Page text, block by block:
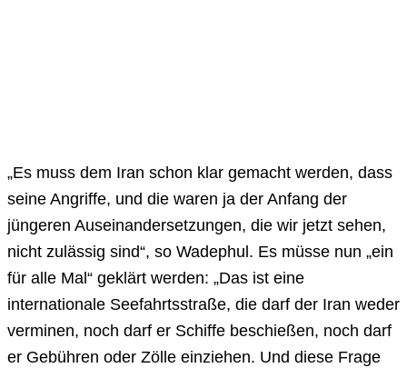
„Es muss dem Iran schon klar gemacht werden, dass
seine Angriffe, und die waren ja der Anfang der
jüngeren Auseinandersetzungen, die wir jetzt sehen,
nicht zulässig sind“, so Wadephul. Es müsse nun „ein
für alle Mal“ geklärt werden: „Das ist eine
internationale Seefahrtsstraße, die darf der Iran weder
verminen, noch darf er Schiffe beschießen, noch darf
er Gebühren oder Zölle einziehen. Und diese Frage